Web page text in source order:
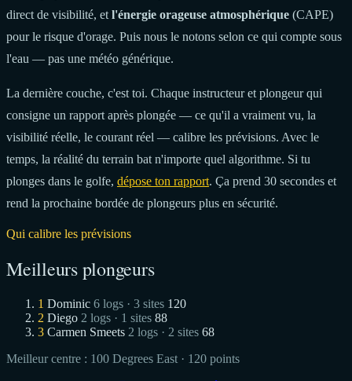
direct de visibilité, et l'énergie orageuse atmosphérique (CAPE)
pour le risque d'orage. Puis nous le notons selon ce qui compte sous
l'eau — pas une météo générique.
La dernière couche, c'est toi. Chaque instructeur et plongeur qui
consigne un rapport après plongée — ce qu'il a vraiment vu, la
visibilité réelle, le courant réel — calibre les prévisions. Avec le
temps, la réalité du terrain bat n'importe quel algorithme. Si tu
plonges dans le golfe, dépose ton rapport. Ça prend 30 secondes et
rend la prochaine bordée de plongeurs plus en sécurité.
Qui calibre les prévisions
Meilleurs plongeurs
1 Dominic 6 logs · 3 sites 120
2 Diego 2 logs · 1 sites 88
3 Carmen Smeets 2 logs · 2 sites 68
Meilleur centre : 100 Degrees East · 120 points